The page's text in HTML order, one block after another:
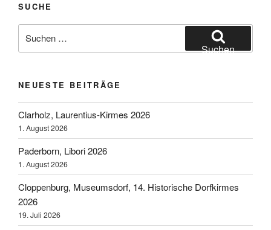
SUCHE
nach:
Suchen
NEUESTE BEITRÄGE
Clarholz, Laurentius-Kirmes 2026
1. August 2026
Paderborn, Libori 2026
1. August 2026
Cloppenburg, Museumsdorf, 14. Historische Dorfkirmes
2026
19. Juli 2026